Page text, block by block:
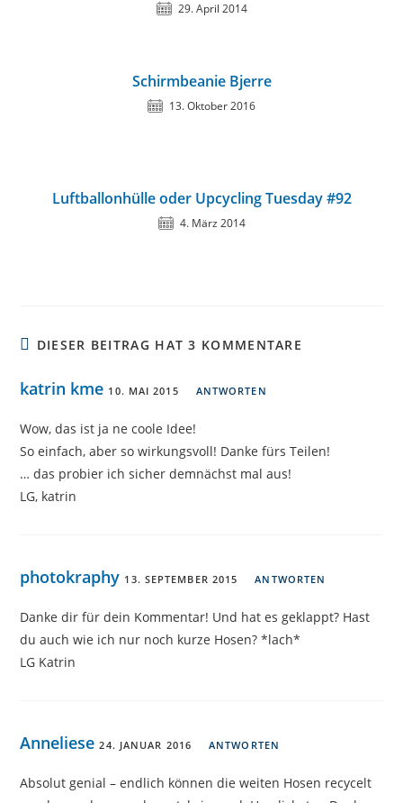
29. April 2014
Schirmbeanie Bjerre
13. Oktober 2016
Luftballonhülle oder Upcycling Tuesday #92
4. März 2014
DIESER BEITRAG HAT 3 KOMMENTARE
katrin kme 10. MAI 2015 ANTWORTEN
Wow, das ist ja ne coole Idee!
So einfach, aber so wirkungsvoll! Danke fürs Teilen!
… das probier ich sicher demnächst mal aus!
LG, katrin
photokraphy 13. SEPTEMBER 2015 ANTWORTEN
Danke dir für dein Kommentar! Und hat es geklappt? Hast
du auch wie ich nur noch kurze Hosen? *lach*
LG Katrin
Anneliese 24. JANUAR 2016 ANTWORTEN
Absolut genial – endlich können die weiten Hosen recycelt